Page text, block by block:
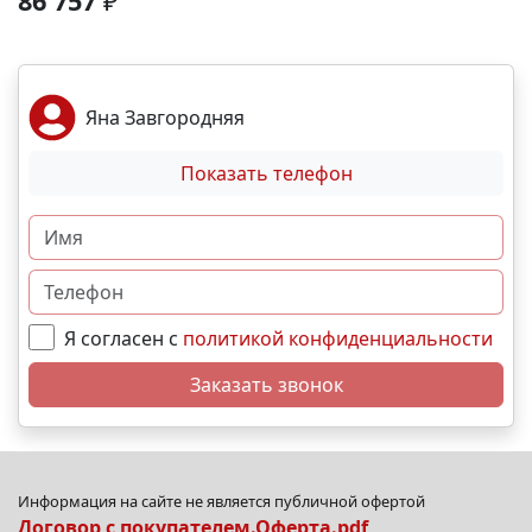
подземный паркинг. Локация и инфраструктура:
2 мин На машине: ✈ Аэропорт – 2 часа. 🏖 Море и
пляж – 10 мин. 🏙 Центр города – 30 мин. 🌁
Крымский мост – 4:30 мин. Выгодные условия
покупки: • Беспроцентная рассрочка от
застройщика; • Семейная, военная,IT- ипотека; •
Материнский капитал; • Дистанционная покупка. 📞
Свяжитесь с нами прямо сейчас и мы подберем
лучший вариант именно для Вас. N11481
Яна Завгородняя
Показать телефон
Я согласен с политикой конфиденциальности
Заказать звонок
Информация на сайте не является публичной офертой